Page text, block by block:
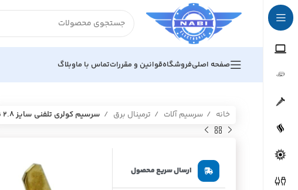
صفحه اصلیفروشگاهقوانین و مقرراتتماس با ماوبلاگ
خانه سرسیم آلات ترمینال برق سرسیم کولری تلفنی سایز ۲.۸ نر
ارسال سریع محصول